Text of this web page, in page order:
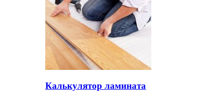
Калькулятор ламината